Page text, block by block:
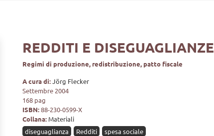
REDDITI E DISEGUAGLIANZE
Regimi di produzione, redistribuzione, patto fiscale
A cura di:Jörg Flecker
Settembre 2004
168 pag
ISBN:88-230-0599-X
Collana: Materiali
diseguaglianza
Redditi spesa sociale